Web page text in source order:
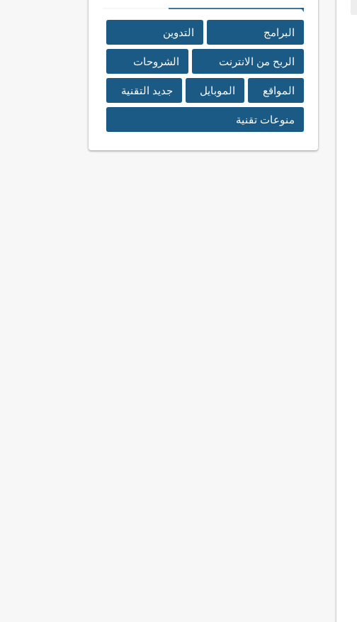
البرامج التدوين
الربح من الانترنت الشروحات
المواقع الموبايل جديد التقنية
منوعات تقنية